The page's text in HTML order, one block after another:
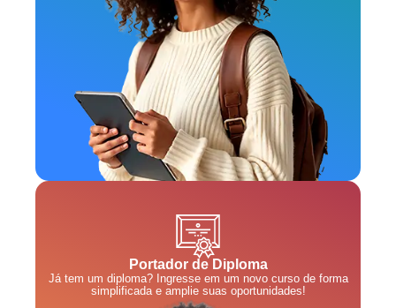
Portador de Diploma
Já tem um diploma? Ingresse em um novo curso de forma
simplificada e amplie suas oportunidades!